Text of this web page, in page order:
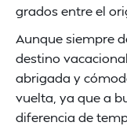
grados entre el
Aunque siempre
destino
abrigada y
vuelta, ya que a
diferencia de